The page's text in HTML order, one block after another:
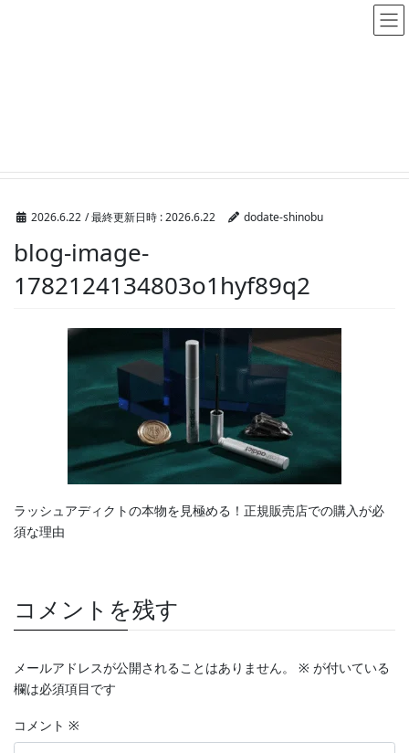
2026.6.22 / 最終更新日時 :2026.6.22 dodate-shinobu
blog-image-
1782124134803o1hyf89q2
ラッシュアディクトの本物を見極める！正規販売店での購入が必
須な理由
コメントを残す
メールアドレスが公開されることはありません。 ※ が付いている
欄は必須項目です
コメント ※